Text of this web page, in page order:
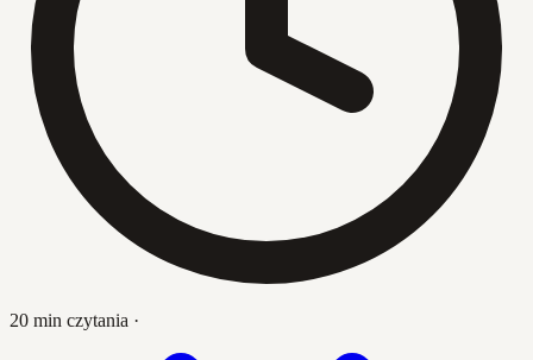
20 min czytania ·